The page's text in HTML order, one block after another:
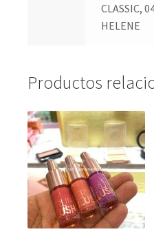
CLASSIC,
HELENE
Productos